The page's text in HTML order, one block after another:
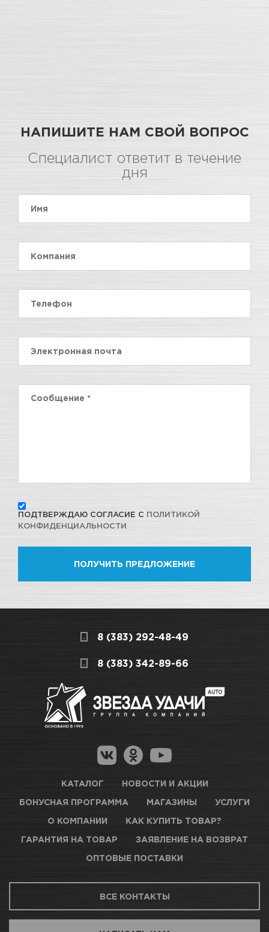
НАПИШИТЕ НАМ СВОЙ ВОПРОС
Специалист ответит в течение
дня
ПОДТВЕРЖДАЮ СОГЛАСИЕ С ПОЛИТИКОЙ
КОНФИДЕНЦИАЛЬНОСТИ
ПОЛУЧИТЬ ПРЕДЛОЖЕНИЕ
8 (383) 292-48-49
8 (383) 342-89-66
КАТАЛОГ НОВОСТИ И АКЦИИ
БОНУСНАЯ ПРОГРАММА МАГАЗИНЫ УСЛУГИ
О КОМПАНИИ КАК КУПИТЬ ТОВАР?
ГАРАНТИЯ НА ТОВАР ЗАЯВЛЕНИЕ НА ВОЗВРАТ
ОПТОВЫЕ ПОСТАВКИ
ВСЕ КОНТАКТЫ